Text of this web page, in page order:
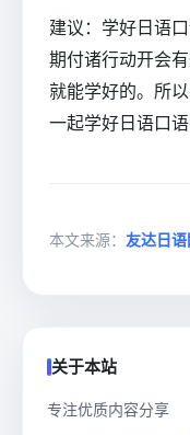
建议：学好日语
期付诸行动开会
就能学好的。所
一起学好日语口
本文来源： 友达日
关于本站
专注优质内容分享